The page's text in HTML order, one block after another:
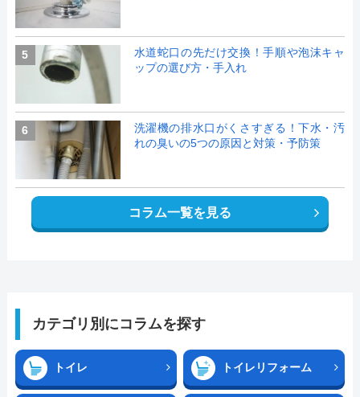
5
水道蛇口の先だけ交換！手順や泡沫キャ
ップの選び方・手入れ
6
洗濯機の排水口がくさすぎる！下水・汚
れの臭いの5つの原因と対策・予防策
コラム一覧を見る
カテゴリ別にコラムを探す
トイレ トイレリフォーム